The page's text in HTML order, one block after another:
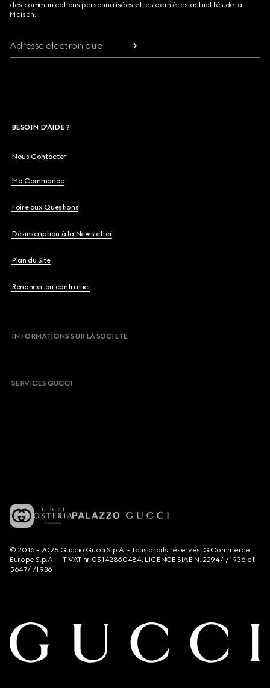
des communications personnalisées et les dernières actualités de la
Maison.
Adresse électronique
BESOIN D'AIDE ?
Nous Contacter
Ma Commande
Foire aux Questions
Désinscription à la Newsletter
Plan du Site
Renoncer au contrat ici
INFORMATIONS SUR LA SOCIETE
SERVICES GUCCI
© 2016 - 2025 Guccio Gucci S.p.A. - Tous droits réservés. G Commerce
Europe S.p.A. - IT VAT nr 05142860484. LICENCE SIAE N. 2294/I/1936 et
5647/I/1936